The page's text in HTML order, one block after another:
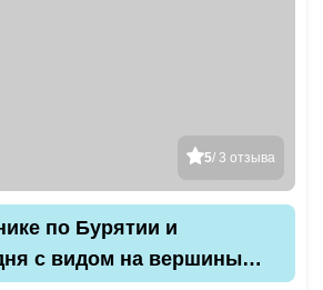
5/ 3 отзыва
по Бурятии и
с видом на вершины